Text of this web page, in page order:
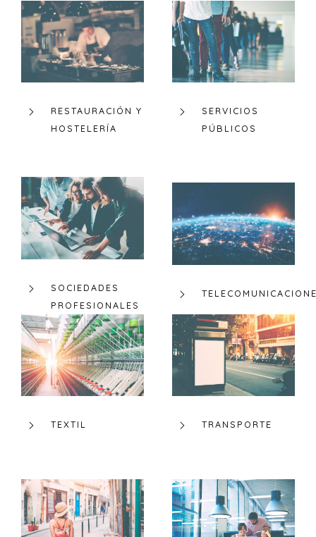
RESTAURACIÓN Y
HOSTELERÍA
SERVICIOS
PÚBLICOS
SOCIEDADES
PROFESIONALES
TEXTIL TRANSPORTE